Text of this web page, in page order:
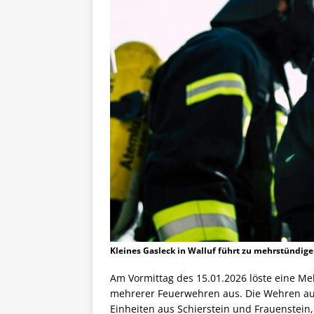
Kleines Gasleck in Walluf führt zu
Am Vormittag des 15.01.2026 löste eine
mehrerer Feuerwehren aus. Die Wehren
Einheiten aus Schierstein und